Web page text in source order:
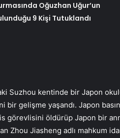
Oğuzhan Uğur’un
9 Kişi Tutuklandı
Suzhou kentinde bir Japon
bir gelişme yaşandı. Japon
görevlisini öldürüp Japon bir
Zhou Jiasheng adlı mahkum